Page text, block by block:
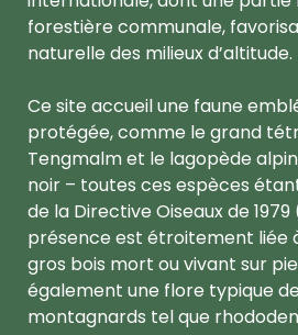
forestière communale,
naturelle des milieux d’altitude.
Ce site accueil une faune
protégée, comme le grand
Tengmalm et le lagopède
noir – toutes ces espèces
de la Directive Oiseaux de
présence est étroitement liée
gros bois mort ou vivant sur
également une flore typique
montagnards tel que